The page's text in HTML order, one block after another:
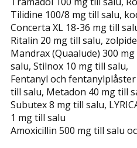
Tilidine 100/8 mg till salu,
Concerta XL 18-36 mg till
Ritalin 20 mg till salu,
Mandrax (Quaalude) 300
salu, Stilnox 10 mg till salu,
Fentanyl och
till salu, Metadon 40 mg till
Subutex 8 mg till salu,
1 mg till salu
Amoxicillin 500 mg till salu